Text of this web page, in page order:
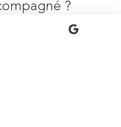
?
d’échanger sur votre